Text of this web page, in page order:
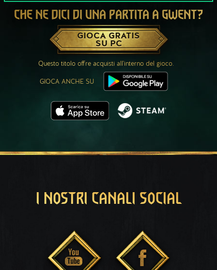
CHE NE DICI DI UNA PARTITA A GWENT?
GIOCA GRATIS
SU PC
Questo titolo offre acquisti all'interno del gioco.
GIOCA ANCHE SU
I NOSTRI CANALI SOCIAL